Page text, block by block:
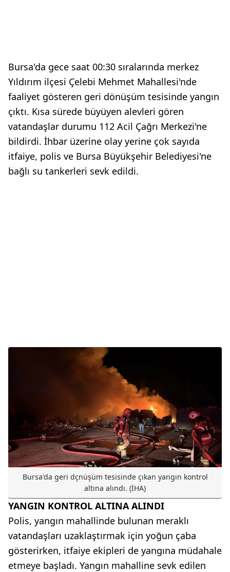
Bursa'da gece saat 00:30 sıralarında merkez
Yıldırım ilçesi Çelebi Mehmet Mahallesi'nde
faaliyet gösteren geri dönüşüm tesisinde yangın
çıktı. Kısa sürede büyüyen alevleri gören
vatandaşlar durumu 112 Acil Çağrı Merkezi'ne
bildirdi. İhbar üzerine olay yerine çok sayıda
itfaiye, polis ve Bursa Büyükşehir Belediyesi'ne
bağlı su tankerleri sevk edildi.
Bursa'da geri dçnüşüm tesisinde çıkan yangın kontrol
altına alındı. (İHA)
YANGIN KONTROL ALTINA ALINDI
Polis, yangın mahallinde bulunan meraklı
vatandaşları uzaklaştırmak için yoğun çaba
gösterirken, itfaiye ekipleri de yangına müdahale
etmeye başladı. Yangın mahalline sevk edilen